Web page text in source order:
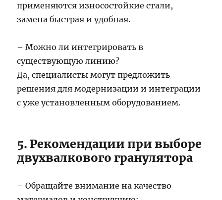
применяются износостойкие стали,
замена быстрая и удобная.
– Можно ли интегрировать в
существующую линию?
Да, специалисты могут предложить
решения для модернизации и интеграции
с уже установленным оборудованием.
5. Рекомендации при выборе
двухвалкового гранулятора
– Обращайте внимание на качество